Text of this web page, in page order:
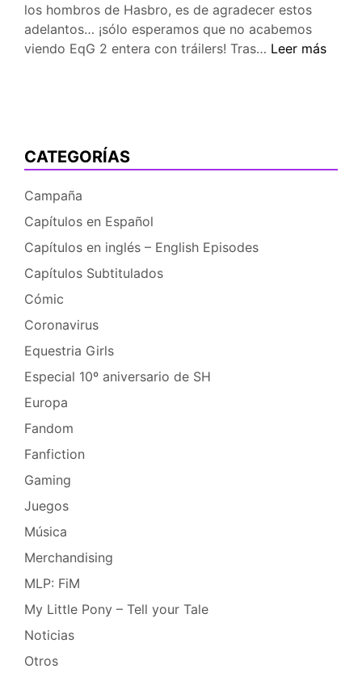
los hombros de Hasbro, es de agradecer estos
adelantos… ¡sólo esperamos que no acabemos
viendo EqG 2 entera con tráilers! Tras… ¡Otro
Leer más
CATEGORÍAS
Campaña
Capítulos en Español
Capítulos en inglés – English Episodes
Capítulos Subtitulados
Cómic
Coronavirus
Equestria Girls
Especial 10º aniversario de SH
Europa
Fandom
Fanfiction
Gaming
Juegos
Música
Merchandising
MLP: FiM
My Little Pony – Tell your Tale
Noticias
Otros